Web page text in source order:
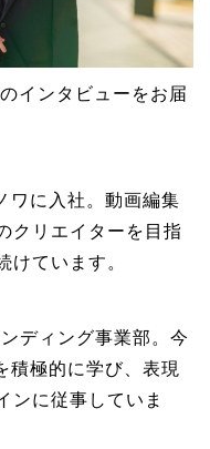
インタビューをお届
ワに入社。動画編集
クリエイターを目指
けています。
ディング事業部。今
積極的に学び、表現
ンに従事していま